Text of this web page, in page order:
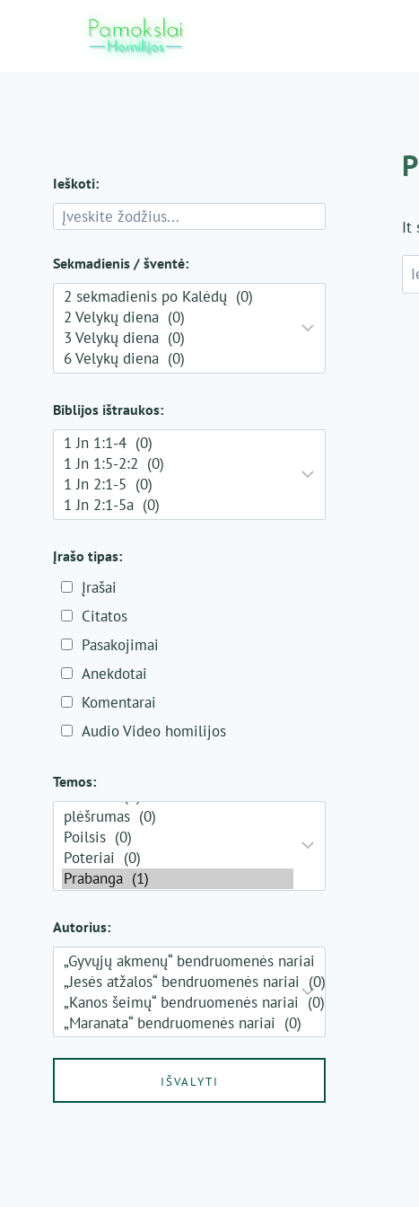
It
Ieškoti:
Sekmadienis / šventė:
Biblijos ištraukos:
Įrašo tipas:
Įrašai
Citatos
Pasakojimai
Anekdotai
Komentarai
Audio Video homilijos
Temos:
Autorius: